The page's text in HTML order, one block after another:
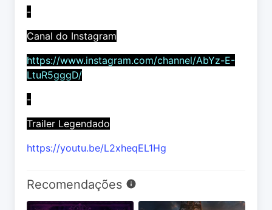
-
Canal do Instagram
https://www.instagram.com/channel/AbYz-E-
LtuR5gggD/
-
Trailer Legendado
https://youtu.be/L2xheqEL1Hg
Recomendações